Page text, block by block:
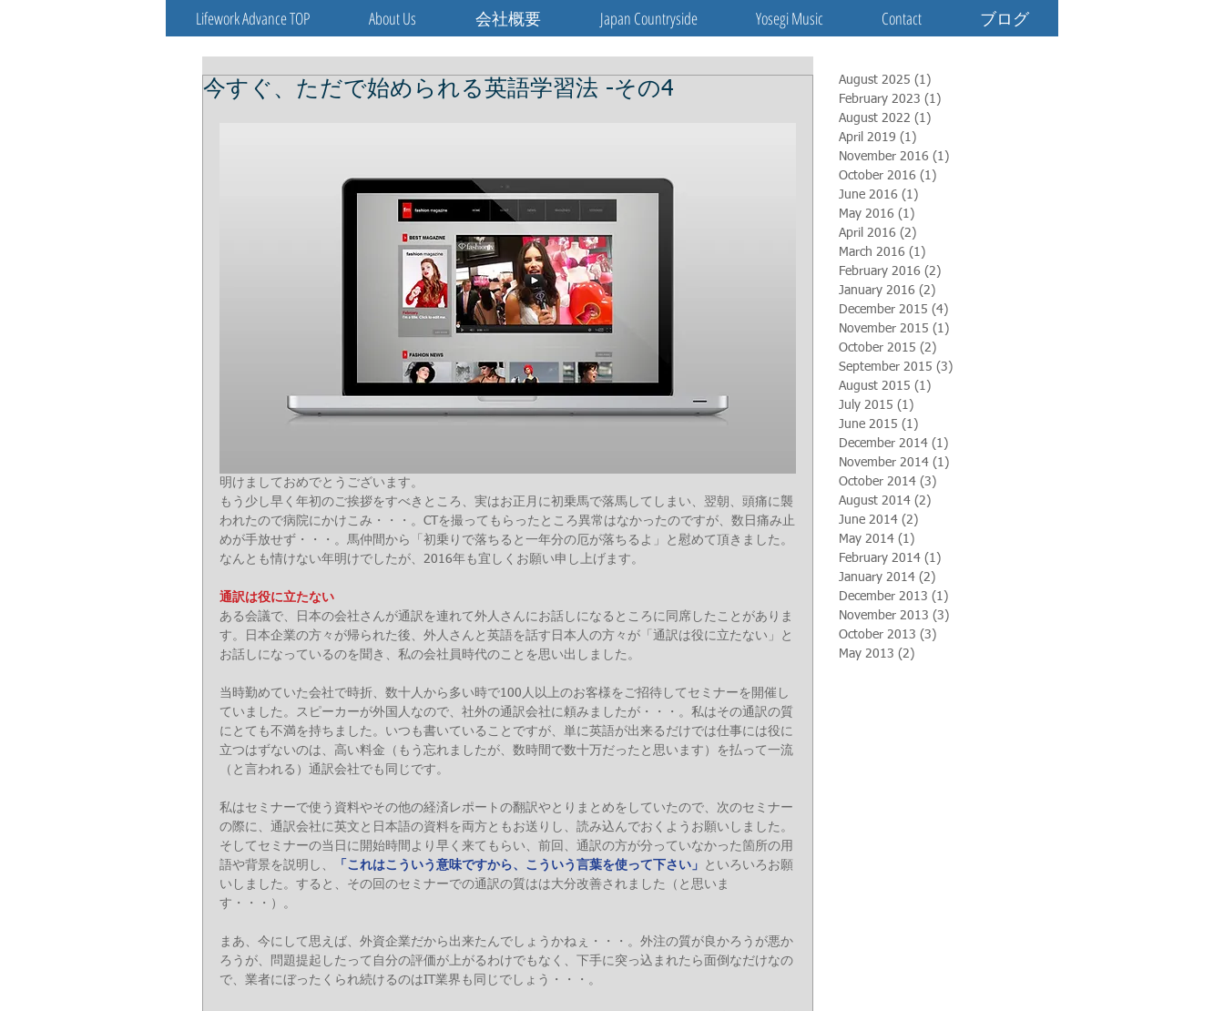
Lifework Advance TOP About Us 会社概要 Japan Countryside Yosegi Music Contact ブログ
今すぐ、ただで始められる英語学習法 -その4
明けましておめでとうございます。
もう少し早く年初のご挨拶をすべきところ、実はお正月に初乗馬で落馬してしまい、翌朝、頭痛に襲
われたので病院にかけこみ・・・。CTを撮ってもらったところ異常はなかったのですが、数日痛み止
めが手放せず・・・。馬仲間から「初乗りで落ちると一年分の厄が落ちるよ」と慰めて頂きました。
なんとも情けない年明けでしたが、2016年も宜しくお願い申し上げます。
通訳は役に立たない
ある会議で、日本の会社さんが通訳を連れて外人さんにお話しになるところに同席したことがありま
す。日本企業の方々が帰られた後、外人さんと英語を話す日本人の方々が「通訳は役に立たない」と
お話しになっているのを聞き、私の会社員時代のことを思い出しました。
当時勤めていた会社で時折、数十人から多い時で100人以上のお客様をご招待してセミナーを開催し
ていました。スピーカーが外国人なので、社外の通訳会社に頼みましたが・・・。私はその通訳の質
にとても不満を持ちました。いつも書いていることですが、単に英語が出来るだけでは仕事には役に
立つはずないのは、高い料金（もう忘れましたが、数時間で数十万だったと思います）を払って一流
（と言われる）通訳会社でも同じです。
私はセミナーで使う資料やその他の経済レポートの翻訳やとりまとめをしていたので、次のセミナー
の際に、通訳会社に英文と日本語の資料を両方ともお送りし、読み込んでおくようお願いしました。
そしてセミナーの当日に開始時間より早く来てもらい、前回、通訳の方が分っていなかった箇所の用
語や背景を説明し、
「これはこういう意味ですから、こういう言葉を使って下さい」
といろいろお願
いしました。すると、その回のセミナーでの通訳の質はは大分改善されました（と思いま
す・・・）。
まあ、今にして思えば、外資企業だから出来たんでしょうかねぇ・・・。外注の質が良かろうが悪か
ろうが、問題提起したって自分の評価が上がるわけでもなく、下手に突っ込まれたら面倒なだけなの
で、業者にぼったくられ続けるのはIT業界も同じでしょう・・・。
August 2025 (1)
February 2023 (1)
August 2022 (1)
April 2019 (1)
November 2016 (1)
October 2016 (1)
June 2016 (1)
May 2016 (1)
April 2016 (2)
March 2016 (1)
February 2016 (2)
January 2016 (2)
December 2015 (4)
November 2015 (1)
October 2015 (2)
September 2015 (3)
August 2015 (1)
July 2015 (1)
June 2015 (1)
December 2014 (1)
November 2014 (1)
October 2014 (3)
August 2014 (2)
June 2014 (2)
May 2014 (1)
February 2014 (1)
January 2014 (2)
December 2013 (1)
November 2013 (3)
October 2013 (3)
May 2013 (2)